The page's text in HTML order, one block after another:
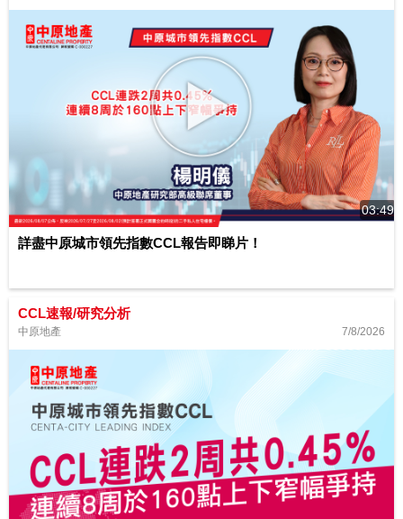
03:49
詳盡中原城市領先指數CCL報告即睇片！
CCL速報/研究分析
中原地產 7/8/2026